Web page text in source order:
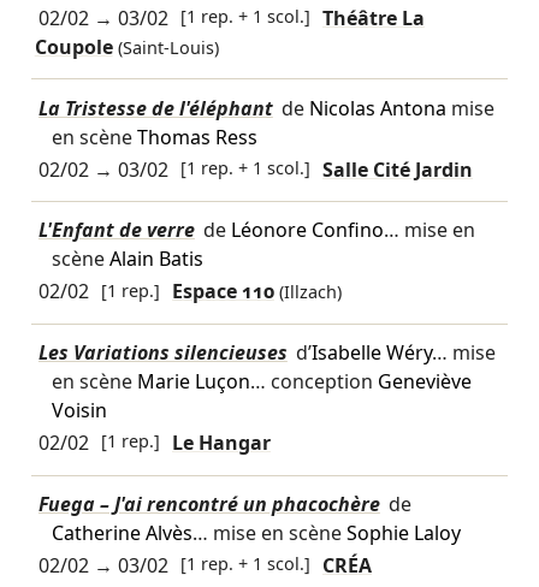
02/02→ 03/02 [1 rep. + 1 scol.] Théâtre La
Coupole (Saint-Louis)
La Tristesse de l'éléphant de Nicolas Antona mise
en scèneThomas Ress
02/02→ 03/02 [1 rep. + 1 scol.] Salle Cité Jardin
L'Enfant de verre de Léonore Confino… mise en
scèneAlain Batis
02/02 [1 rep.] Espace 110 (Illzach)
Les Variations silencieuses d’Isabelle Wéry… mise
en scène Marie Luçon… conception Geneviève
Voisin
02/02 [1 rep.] Le Hangar
Fuega – J'ai rencontré un phacochère de
Catherine Alvès… mise en scèneSophie Laloy
02/02→ 03/02 [1 rep. + 1 scol.] CRÉA